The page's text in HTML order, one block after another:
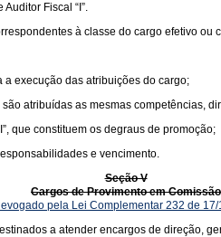
Fiscal “I”.
à classe do cargo efetivo
execução das atribuições do cargo;
atribuídas as mesmas competências,
que constituem os degraus de promoção;
e vencimento.
Seção V
Cargos de Provimento em Comissão
pela Lei Complementar 232 de
a atender encargos de direção,